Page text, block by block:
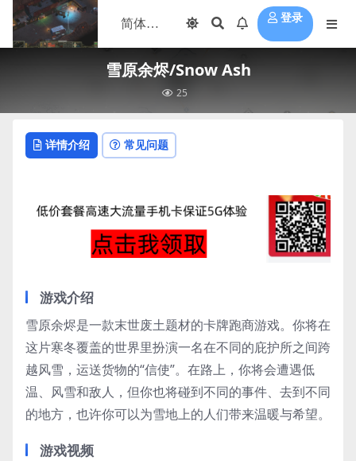
登录
雪原余烬/Snow Ash
25
详情介绍 常见问题
游戏介绍
雪原余烬是一款末世废土题材的卡牌跑商游戏。你将在
这片寒冬覆盖的世界里扮演一名在不同的庇护所之间跨
越风雪，运送货物的“信使”。在路上，你将会遭遇低
温、风雪和敌人，但你也将碰到不同的事件、去到不同
的地方，也许你可以为雪地上的人们带来温暖与希望。
游戏视频